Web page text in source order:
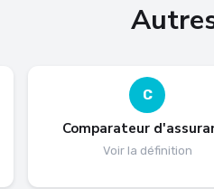
C
Comparateur
Voir la définition